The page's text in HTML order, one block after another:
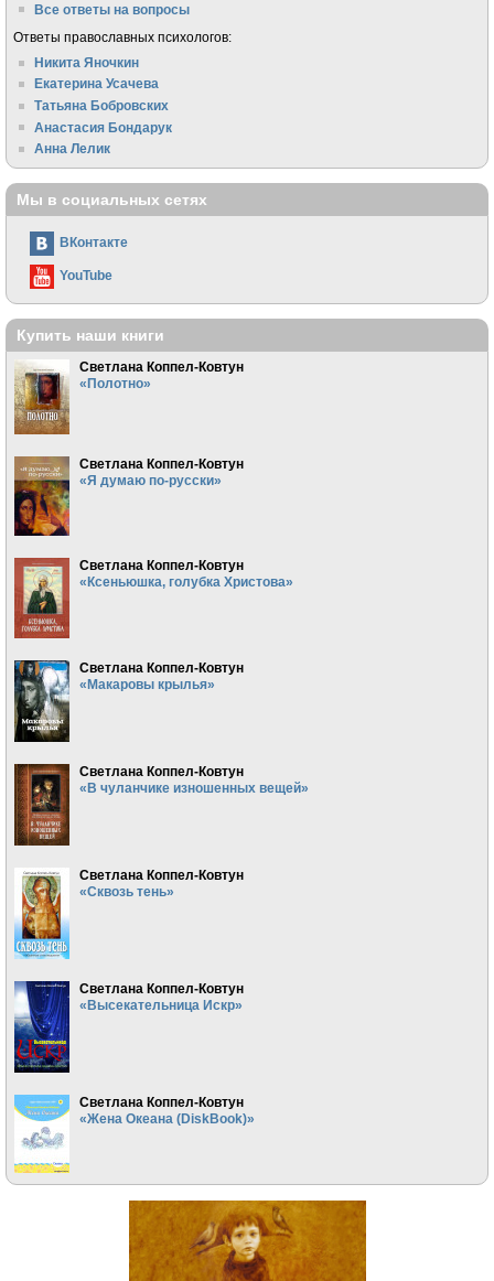
Все ответы на вопросы
Ответы православных психологов:
Никита Яночкин
Екатерина Усачева
Татьяна Бобровских
Анастасия Бондарук
Анна Лелик
Мы в социальных сетях
ВКонтакте
YouTube
Купить наши книги
Светлана Коппел-Ковтун
«Полотно»
Светлана Коппел-Ковтун
«Я думаю по-русски»
Светлана Коппел-Ковтун
«Ксеньюшка, голубка Христова»
Светлана Коппел-Ковтун
«Макаровы крылья»
Светлана Коппел-Ковтун
«В чуланчике изношенных вещей»
Светлана Коппел-Ковтун
«Сквозь тень»
Светлана Коппел-Ковтун
«Высекательница Искр»
Светлана Коппел-Ковтун
«Жена Океана (DiskBook)»